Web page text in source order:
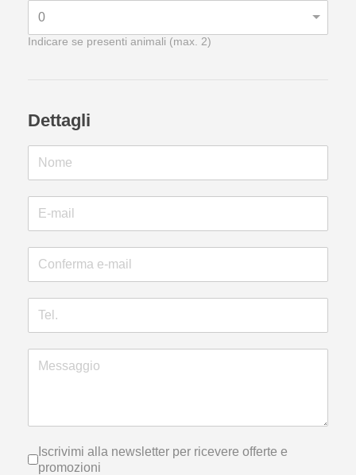
Indicare se presenti animali (max. 2)
Dettagli
Iscrivimi alla newsletter per
Iscrivimi alla newsletter per ricevere offerte e
promozioni